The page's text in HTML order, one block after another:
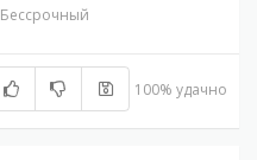
Бессрочный
100% удачно